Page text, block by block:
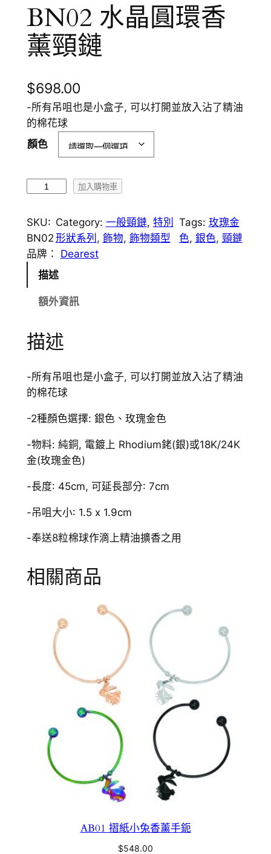
BN02 水晶圓環香
薰頸鏈
$698.00
-所有吊咀也是小盒子, 可以打開並放入沾了精油
的棉花球
顏色
0
2
水
晶
頸
數
量
加入購物車
SKU:
BN02
Category: 一般頸鏈, 特別
形狀系列 , 飾物, 飾物類型
Tags: 玫瑰金
色, 銀色, 頸鏈
品牌： Dearest
描述
額外資訊
描述
-所有吊咀也是小盒子, 可以打開並放入沾了精油
的棉花球
-2種顏色選擇: 銀色、玫瑰金色
-物料: 純銅, 電鍍上 Rhodium銠(銀)或18K/24K
金(玫瑰金色)
-長度: 45cm, 可延長部分: 7cm
-吊咀大小: 1.5 x 1.9cm
-奉送8粒棉球作滴上精油擴香之用
相關商品
AB01 摺紙小兔香薰手鈪
$548.00